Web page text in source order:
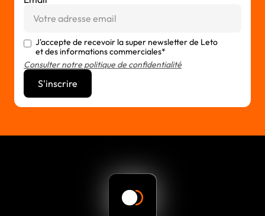
J'accepte de recevoir la super newsletter de Leto
et des informations commerciales*
Consulter notre politique de confidentialité